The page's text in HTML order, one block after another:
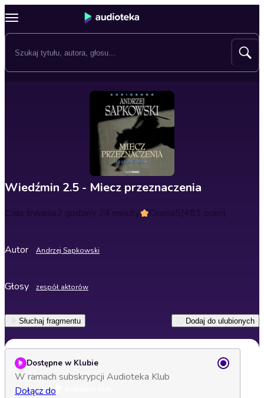
Wiedźmin 2.5 - Miecz przeznaczenia
Czas trwania2 godziny 24 minuty Ocena5(481 ocen)
Autor Andrzej Sapkowski
Głosy zespół aktorów
Słuchaj fragmentu Dodaj do ulubionych
Dostępne w Klubie
W ramach subskrypcji Audioteka Klub
Dołącz do